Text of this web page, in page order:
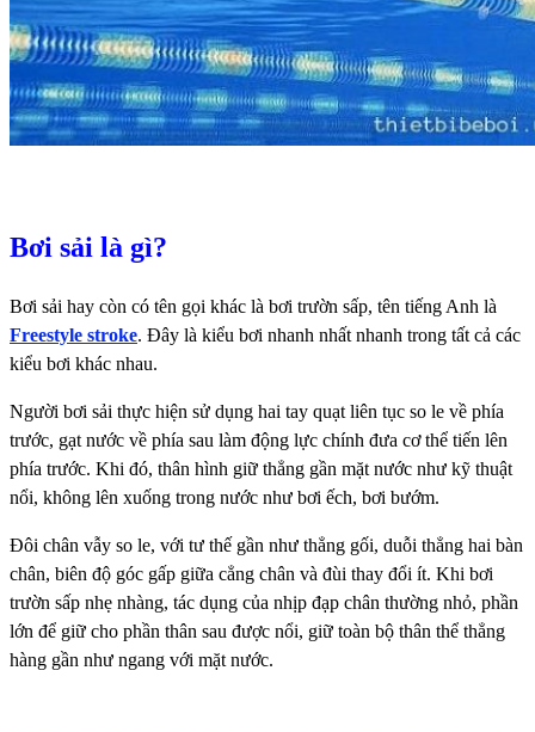
Bơi sải là gì?
Bơi sải hay còn có tên gọi khác là bơi trườn sấp, tên tiếng Anh là
Freestyle stroke. Đây là kiểu bơi nhanh nhất nhanh trong tất cả các
kiểu bơi khác nhau.
Người bơi sải thực hiện sử dụng hai tay quạt liên tục so le về phía
trước, gạt nước về phía sau làm động lực chính đưa cơ thể tiến lên
phía trước. Khi đó, thân hình giữ thẳng gần mặt nước như kỹ thuật
nổi, không lên xuống trong nước như bơi ếch, bơi bướm.
Đôi chân vẫy so le, với tư thế gần như thẳng gối, duỗi thẳng hai bàn
chân, biên độ góc gấp giữa cẳng chân và đùi thay đổi ít. Khi bơi
trườn sấp nhẹ nhàng, tác dụng của nhịp đạp chân thường nhỏ, phần
lớn để giữ cho phần thân sau được nổi, giữ toàn bộ thân thể thẳng
hàng gần như ngang với mặt nước.